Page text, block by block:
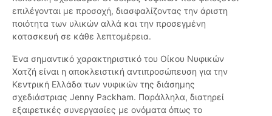
επιλέγονται με προσοχή, διασφαλίζοντας την άριστη
ποιότητα των υλικών αλλά και την προσεγμένη
κατασκευή σε κάθε λεπτομέρεια.
Ένα σημαντικό χαρακτηριστικό του Οίκου Νυφικών
Χατζή είναι η αποκλειστική αντιπροσώπευση για την
Κεντρική Ελλάδα των νυφικών της διάσημης
σχεδιάστριας Jenny Packham. Παράλληλα, διατηρεί
εξαιρετικές συνεργασίες με ονόματα όπως το